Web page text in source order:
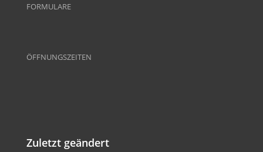
FORMULARE
ÖFFNUNGSZEITEN
Zuletzt geändert